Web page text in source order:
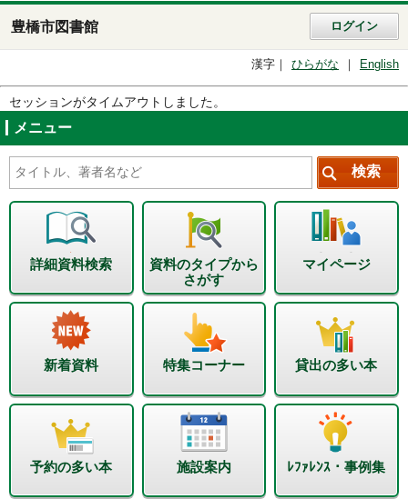
豊橋市図書館 ログイン
漢字 ひらがな English
セッションがタイムアウトしました。
メニュー
詳細資料検索
資料のタイプから
さがす
マイページ
新着資料 特集コーナー 貸出の多い本
予約の多い本 施設案内 ﾚﾌｧﾚﾝｽ・事例集